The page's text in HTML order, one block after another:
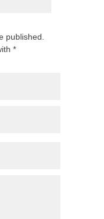
published.
*